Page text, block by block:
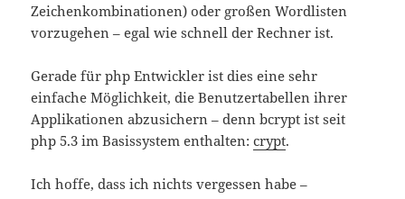
Zeichenkombinationen) oder großen Wordlisten
vorzugehen – egal wie schnell der Rechner ist.
Gerade für php Entwickler ist dies eine sehr
einfache Möglichkeit, die Benutzertabellen ihrer
Applikationen abzusichern – denn bcrypt ist seit
php 5.3 im Basissystem enthalten:crypt.
Ich hoffe, dass ich nichts vergessen habe –